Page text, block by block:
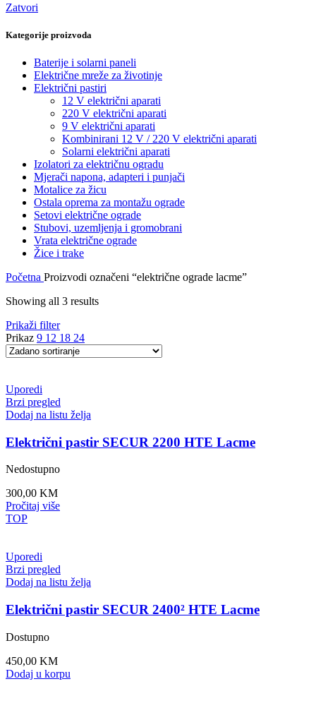
Zatvori
Kategorije proizvoda
Baterije i solarni paneli
Električne mreže za životinje
Električni pastiri
12 V električni aparati
220 V električni aparati
9 V električni aparati
Kombinirani 12 V / 220 V električni aparati
Solarni električni aparati
Izolatori za električnu ogradu
Mjerači napona, adapteri i punjači
Motalice za žicu
Ostala oprema za montažu ograde
Setovi električne ograde
Stubovi, uzemljenja i gromobrani
Vrata električne ograde
Žice i trake
Početna Proizvodi označeni “električne ograde lacme”
Showing all 3 results
Prikaži filter
Prikaz 9 12 18 24
Uporedi
Brzi pregled
Dodaj na listu želja
Električni pastir SECUR 2200 HTE Lacme
Nedostupno
300,00 KM
Pročitaj više
TOP
Uporedi
Brzi pregled
Dodaj na listu želja
Električni pastir SECUR 2400² HTE Lacme
Dostupno
450,00 KM
Dodaj u korpu